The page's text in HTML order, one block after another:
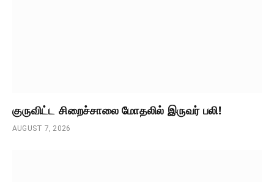
குருவிட்ட சிறைச்சாலை மோதலில் இருவர் பலி!
AUGUST 7, 2026